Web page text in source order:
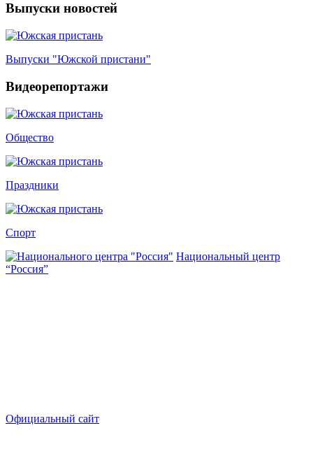
Выпуски новостей
Выпуски "Южской пристани"
Видеорепортажи
Общество
Праздники
Спорт
Национальный центр
“Россия”
Официальный сайт